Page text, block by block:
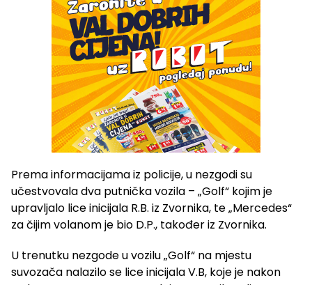
Prema informacijama iz policije, u nezgodi su
učestvovala dva putnička vozila – „Golf“ kojim je
upravljalo lice inicijala R.B. iz Zvornika, te „Mercedes“
za čijim volanom je bio D.P., također iz Zvornika.
U trenutku nezgode u vozilu „Golf“ na mjestu
suvozača nalazilo se lice inicijala V.B, koje je nakon